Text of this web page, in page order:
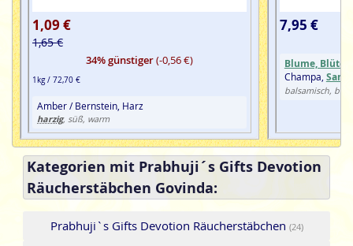
1,09 €
1,65 €
34% günstiger(-0,56 €)
1kg / 72,70 €
Amber / Bernstein, Harz
harzig, süß, warm
7,95 €
Blume, Blüte
Champa,
balsamisch,
Kategorien mit Prabhuji´s Gifts Devotion
Räucherstäbchen Govinda:
Prabhuji`s Gifts Devotion Räucherstäbchen (24)